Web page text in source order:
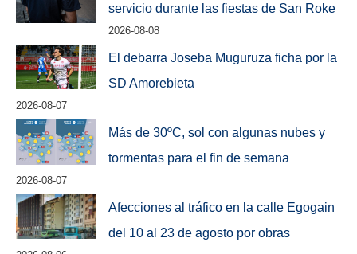
servicio durante las fiestas de San Roke
2026-08-08
El debarra Joseba Muguruza ficha por la
SD Amorebieta
2026-08-07
Más de 30ºC, sol con algunas nubes y
tormentas para el fin de semana
2026-08-07
Afecciones al tráfico en la calle Egogain
del 10 al 23 de agosto por obras